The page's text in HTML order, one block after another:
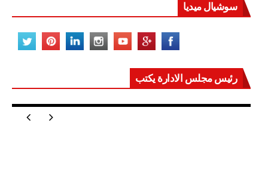
سوشيال ميديا
رئيس مجلس الادارة يكتب
مصر تعيد للعالم اتزانه